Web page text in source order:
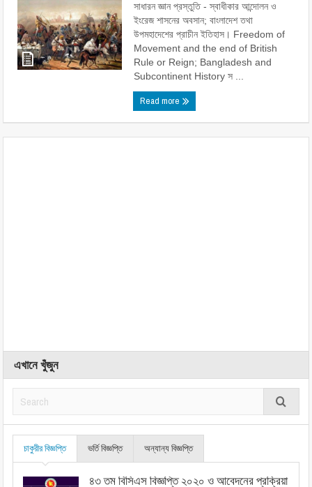
সাধারন জ্ঞান প্রস্তুতি - স্বাধীকার আন্দোলন ও
ইংরেজ শাসনের অবসান; বাংলাদেশ তথা
উপমহাদেশের প্রাচীন ইতিহাস। Freedom of
Movement and the end of British
Rule or Reign; Bangladesh and
Subcontinent History স ...
Read more
এখানে খুঁজুন
চাকুরীর বিজ্ঞপ্তি ভর্তি বিজ্ঞপ্তি অন্যান্য বিজ্ঞপ্তি
৪৩ তম বিসিএস বিজ্ঞপ্তি ২০২০ ও আবেদনের প্রক্রিয়া